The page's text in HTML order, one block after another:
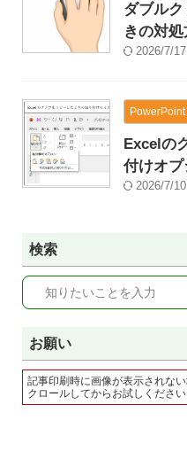
ダブル
きの対
2026/7/17
Excelの
付けオプ
2026/7/10
検索
お願い
記事印刷時に画像が表示されな
クロールしてからお試しください